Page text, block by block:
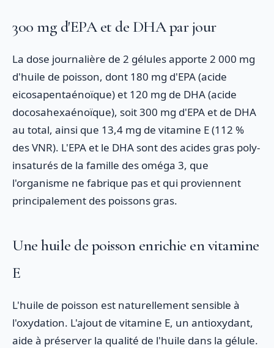
300 mg d'EPA et de DHA par jour
La dose journalière de 2 gélules apporte 2 000 mg
d'huile de poisson, dont 180 mg d'EPA (acide
eicosapentaénoïque) et 120 mg de DHA (acide
docosahexaénoïque), soit 300 mg d'EPA et de DHA
au total, ainsi que 13,4 mg de vitamine E (112 %
des VNR). L'EPA et le DHA sont des acides gras poly-
insaturés de la famille des oméga 3, que
l'organisme ne fabrique pas et qui proviennent
principalement des poissons gras.
Une huile de poisson enrichie en vitamine
E
L'huile de poisson est naturellement sensible à
l'oxydation. L'ajout de vitamine E, un antioxydant,
aide à préserver la qualité de l'huile dans la gélule.